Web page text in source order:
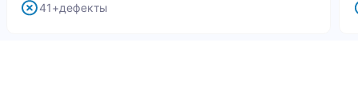
41+дефекты